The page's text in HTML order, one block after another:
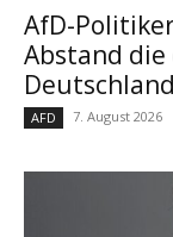
AfD-
Abstand
AFD 7. August 2026